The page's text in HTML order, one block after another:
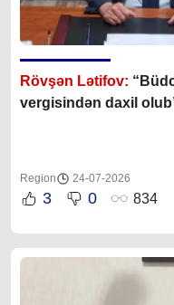
Rövşən Lətifov:
vergisindən daxil
Region 24-07-2026
3 0 834